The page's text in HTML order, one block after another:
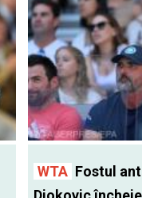
WTA Fostul